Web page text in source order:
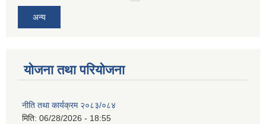
अन्य
योजना तथा परियोजना
नीति तथा कार्यक्रम २०८३/०८४
मिति: 06/28/2026 - 18:55